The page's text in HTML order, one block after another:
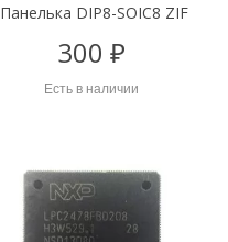
Панелька DIP8-SOIC8 ZIF
300 ₽
Есть в наличии